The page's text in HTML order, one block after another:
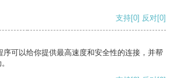
支持[0] 反对[0]
序可以给你提供最高速度和安全性的连接，并帮